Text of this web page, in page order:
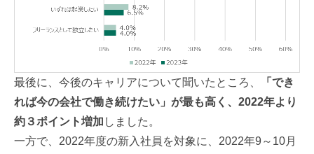
最後に、今後のキャリアについて聞いたところ、
「でき
れば今の会社で働き続けたい」が最も高く、2022年より
約３ポイント増加 しました。
一方で、2022年度の新入社員を対象に、2022年9～10月